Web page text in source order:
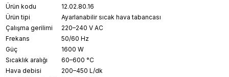
Ürün kodu
12.02.80.16
Ürün tipi
Ayarlanabilir sıcak hava tabancası
Çalışma gerilimi
220–240 V AC
Frekans
50/60 Hz
Güç
1600 W
Sıcaklık aralığı
60–600 °C
Hava debisi
200–450 L/dk